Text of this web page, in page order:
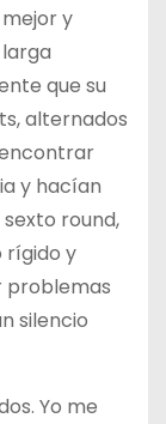
y
que su
alternados
y hacían
round,
rígido y
problemas
silencio
Yo me